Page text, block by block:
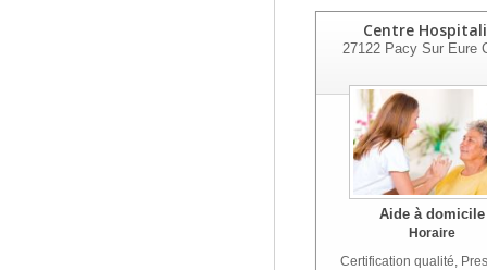
Centre
27122 Pacy Sur Eure
Aide à domicile
Horaire
Certification qualité,